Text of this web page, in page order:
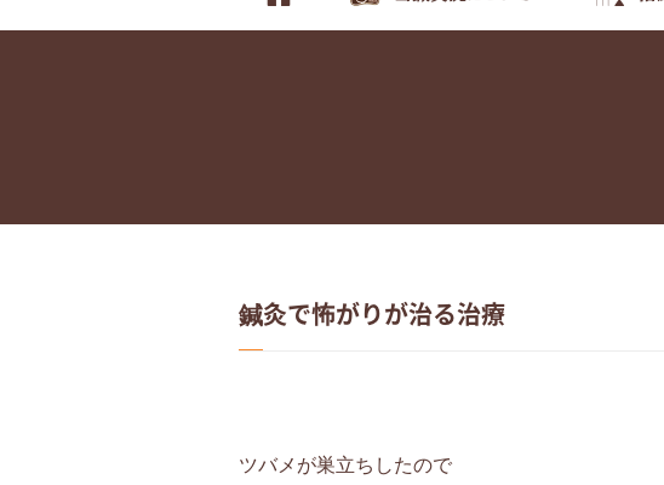
鍼灸で怖がりが治る治療
ツバメが巣立ちしたので